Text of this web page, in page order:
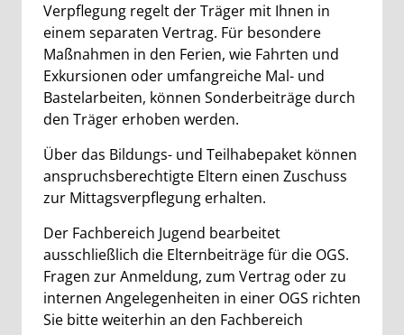
Verpflegung regelt der Träger mit Ihnen in
einem separaten Vertrag. Für besondere
Maßnahmen in den Ferien, wie Fahrten und
Exkursionen oder umfangreiche Mal- und
Bastelarbeiten, können Sonderbeiträge durch
den Träger erhoben werden.
Über das Bildungs- und Teilhabepaket können
anspruchsberechtigte Eltern einen Zuschuss
zur Mittagsverpflegung erhalten.
Der Fachbereich Jugend bearbeitet
ausschließlich die Elternbeiträge für die OGS.
Fragen zur Anmeldung, zum Vertrag oder zu
internen Angelegenheiten in einer OGS richten
Sie bitte weiterhin an den Fachbereich